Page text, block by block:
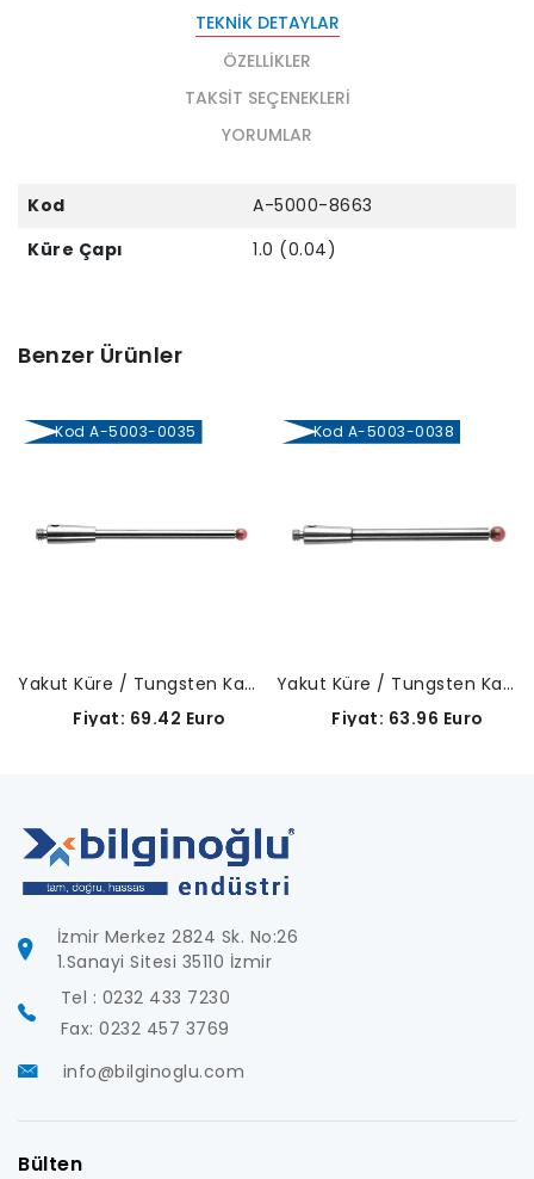
TEKNIK DETAYLAR
ÖZELLIKLER
TAKSIT SEÇENEKLERI
YORUMLAR
Kod
A-5000-8663
Küre Çapı
1.0 (0.04)
Benzer Ürünler
Kod A-5003-0035
Yakut Küre / Tungsten Karbür Gövde-A-5003-0035
Fiyat: 69.42 Euro
Kod A-5003-0038
Yakut Küre / Tungsten Karbür Gövde-A-5003-0038
Fiyat: 63.96 Euro
İzmir Merkez 2824 Sk. No:26
1.Sanayi Sitesi 35110 İzmir
Tel : 0232 433 7230
Fax: 0232 457 3769
info@bilginoglu.com
Bülten